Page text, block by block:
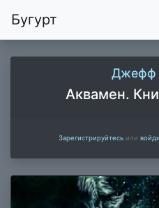
Бугурт
Джефф
Аквамен.
Зарегистрируйтесьили